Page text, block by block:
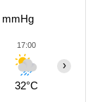
mmHg
17:00
32°C
›